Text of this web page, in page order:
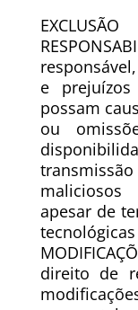
e
possam
ou
apesar de
direito de